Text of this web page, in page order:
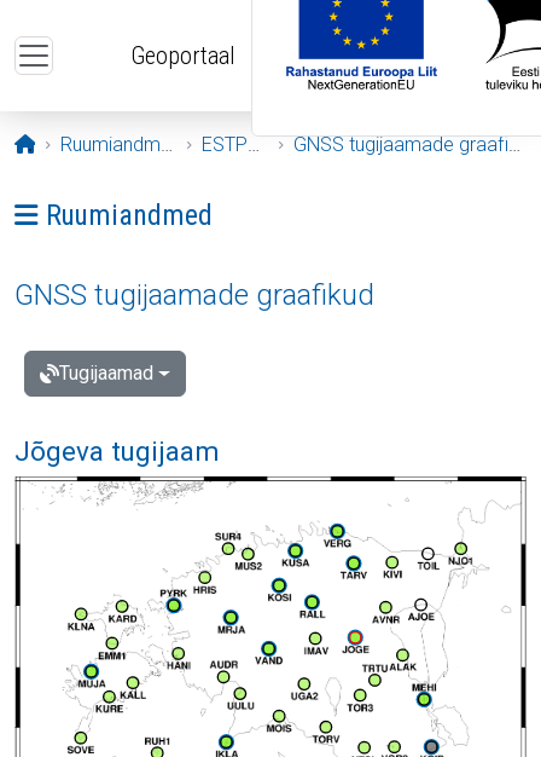
Geoportaal
Avaleht
Ruumiandmed ESTPOS GNSS tugijaamade graafikud
Ava menüü: Ruumiandmed
Ruumiandmed
GNSS tugijaamade graafikud
Tugijaamad
Jõgeva tugijaam